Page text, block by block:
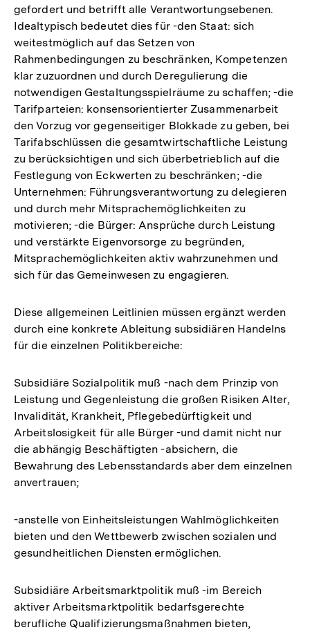
gefordert und betrifft alle Verantwortungsebenen.
Idealtypisch bedeutet dies für -den Staat: sich
weitestmöglich auf das Setzen von
Rahmenbedingungen zu beschränken, Kompetenzen
klar zuzuordnen und durch Deregulierung die
notwendigen Gestaltungsspielräume zu schaffen; -die
Tarifparteien: konsensorientierter Zusammenarbeit
den Vorzug vor gegenseitiger Blokkade zu geben, bei
Tarifabschlüssen die gesamtwirtschaftliche Leistung
zu berücksichtigen und sich überbetrieblich auf die
Festlegung von Eckwerten zu beschränken; -die
Unternehmen: Führungsverantwortung zu delegieren
und durch mehr Mitsprachemöglichkeiten zu
motivieren; -die Bürger: Ansprüche durch Leistung
und verstärkte Eigenvorsorge zu begründen,
Mitsprachemöglichkeiten aktiv wahrzunehmen und
sich für das Gemeinwesen zu engagieren.
Diese allgemeinen Leitlinien müssen ergänzt werden
durch eine konkrete Ableitung subsidiären Handelns
für die einzelnen Politikbereiche:
Subsidiäre Sozialpolitik muß -nach dem Prinzip von
Leistung und Gegenleistung die großen Risiken Alter,
Invalidität, Krankheit, Pflegebedürftigkeit und
Arbeitslosigkeit für alle Bürger -und damit nicht nur
die abhängig Beschäftigten -absichern, die
Bewahrung des Lebensstandards aber dem einzelnen
anvertrauen;
-anstelle von Einheitsleistungen Wahlmöglichkeiten
bieten und den Wettbewerb zwischen sozialen und
gesundheitlichen Diensten ermöglichen.
Subsidiäre Arbeitsmarktpolitik muß -im Bereich
aktiver Arbeitsmarktpolitik bedarfsgerechte
berufliche Qualifizierungsmaßnahmen bieten,